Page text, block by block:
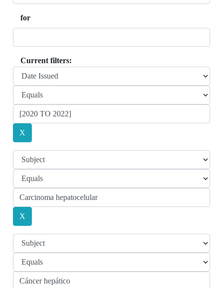
for
Current filters: